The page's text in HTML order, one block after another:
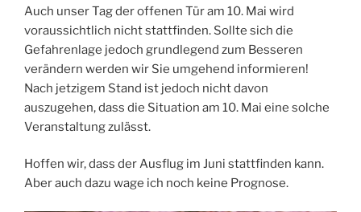
Auch unser Tag der offenen Tür am 10. Mai wird
voraussichtlich nicht stattfinden. Sollte sich die
Gefahrenlage jedoch grundlegend zum Besseren
verändern werden wir Sie umgehend informieren!
Nach jetzigem Stand ist jedoch nicht davon
auszugehen, dass die Situation am 10. Mai eine solche
Veranstaltung zulässt.
Hoffen wir, dass der Ausflug im Juni stattfinden kann.
Aber auch dazu wage ich noch keine Prognose.